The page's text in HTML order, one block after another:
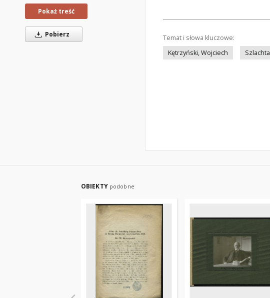
Pokaż treść
Pobierz
Temat i słowa kluczowe:
Kętrzyński, Wojciech
Szlachta
OBIEKTY podobne